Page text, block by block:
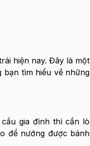
hiện nay. Đây là một
bạn tìm hiểu về những
gia đình thì cần lò
để nướng được bánh